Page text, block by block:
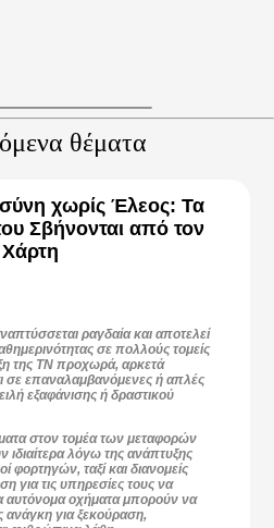
θέματα
χωρίς Έλεος: Τα
Σβήνονται από τον
Χάρτη
ραγδαία και αποτελεί
σε πολλούς τομείς
της ΤΝ προχωρά, αρκετά
σε επαναλαμβανόμενες ή απλές
εξαφάνισης ή δραστικού
στον τομέα τωνμεταφορών
ιδιαίτερα λόγω της ανάπτυξης
φορτηγών, ταξί και διανομείς
για τις υπηρεσίες τους να
αυτόνομα οχήματα μπορούν να
ανάγκη για ξεκούραση,